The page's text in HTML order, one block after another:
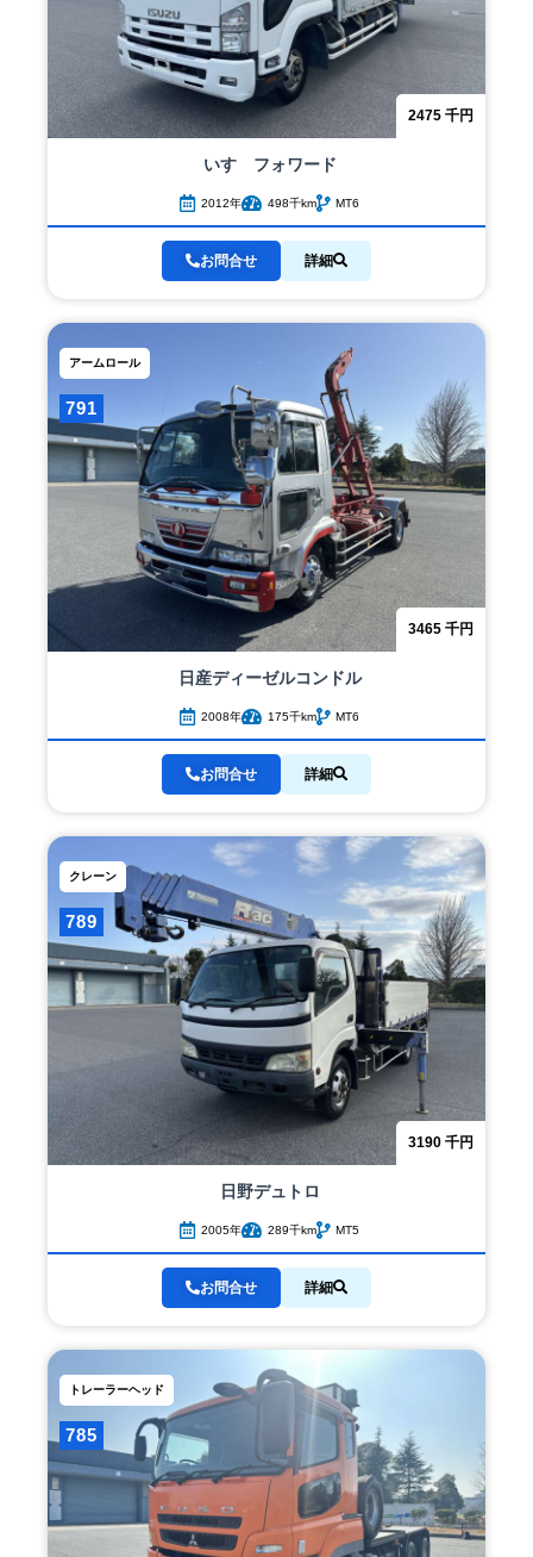
2475 千円
いすゞ フォワード
2012年 498千km MT6
お問合せ 詳細
3465 千円
791
アームロール
日産ディーゼルコンドル
2008年 175千km MT6
お問合せ 詳細
3190 千円
789
クレーン
日野デュトロ
2005年 289千km MT5
お問合せ 詳細
785
トレーラーヘッド